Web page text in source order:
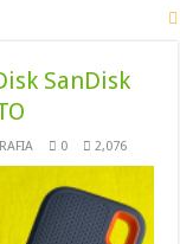
SanDisk
0 2,076